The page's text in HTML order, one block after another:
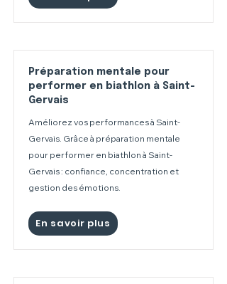
Préparation mentale pour
performer en biathlon à Saint-
Gervais
Améliorez vos performances à Saint-
Gervais. Grâce à préparation mentale
pour performer en biathlon à Saint-
Gervais : confiance, concentration et
gestion des émotions.
En savoir plus